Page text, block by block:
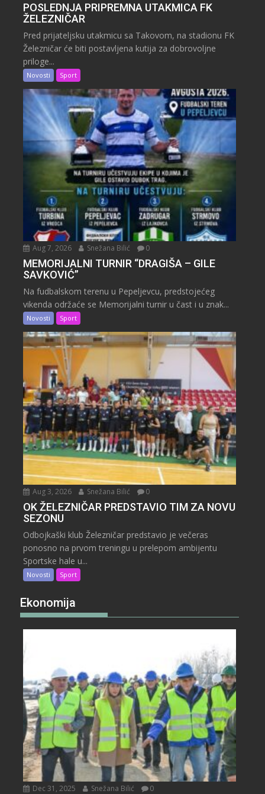
POSLEDNJA PRIPREMNA UTAKMICA FK
ŽELEZNIČAR
Pred prijateljsku utakmicu sa Takovom, na stadionu FK
Železničar će biti postavljena kutija za dobrovoljne
priloge...
Novosti Sport
Aug 7, 2026 Snežana Bilić 0
MEMORIJALNI TURNIR “DRAGIŠA – GILE
SAVKOVIĆ”
Na fudbalskom terenu u Pepeljevcu, predstojećeg
vikenda održaće se Memorijalni turnir u čast i u znak...
Novosti Sport
Aug 3, 2026 Snežana Bilić 0
OK ŽELEZNIČAR PREDSTAVIO TIM ZA NOVU
SEZONU
Odbojkaški klub Železničar predstavio je večeras
ponosno na prvom treningu u prelepom ambijentu
Sportske hale u...
Novosti Sport
Ekonomija
Dec 31, 2025 Snežana Bilić 0